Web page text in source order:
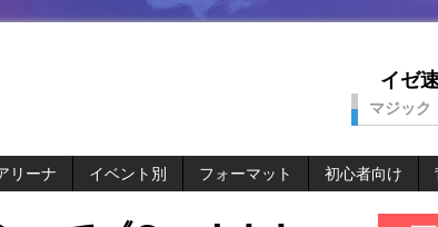
イゼ
マジック
リーナ イベント別 フォーマット 初心者向け